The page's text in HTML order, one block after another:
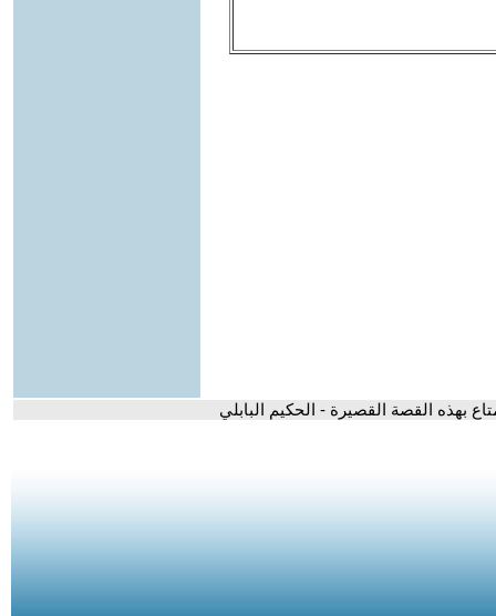
بهذه القصة القصيرة - الحكيم البابلي